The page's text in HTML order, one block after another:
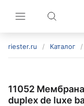
riester.ru / Каталог /
11052
duplex de luxe